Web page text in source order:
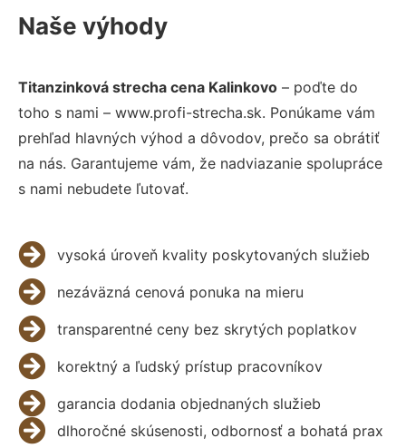
Naše výhody
Titanzinková strecha cena Kalinkovo – poďte do
toho s nami – www.profi-strecha.sk. Ponúkame vám
prehľad hlavných výhod a dôvodov, prečo sa obrátiť
na nás. Garantujeme vám, že nadviazanie spolupráce
s nami nebudete ľutovať.
vysoká úroveň kvality poskytovaných služieb
nezáväzná cenová ponuka na mieru
transparentné ceny bez skrytých poplatkov
korektný a ľudský prístup pracovníkov
garancia dodania objednaných služieb
dlhoročné skúsenosti, odbornosť a bohatá prax